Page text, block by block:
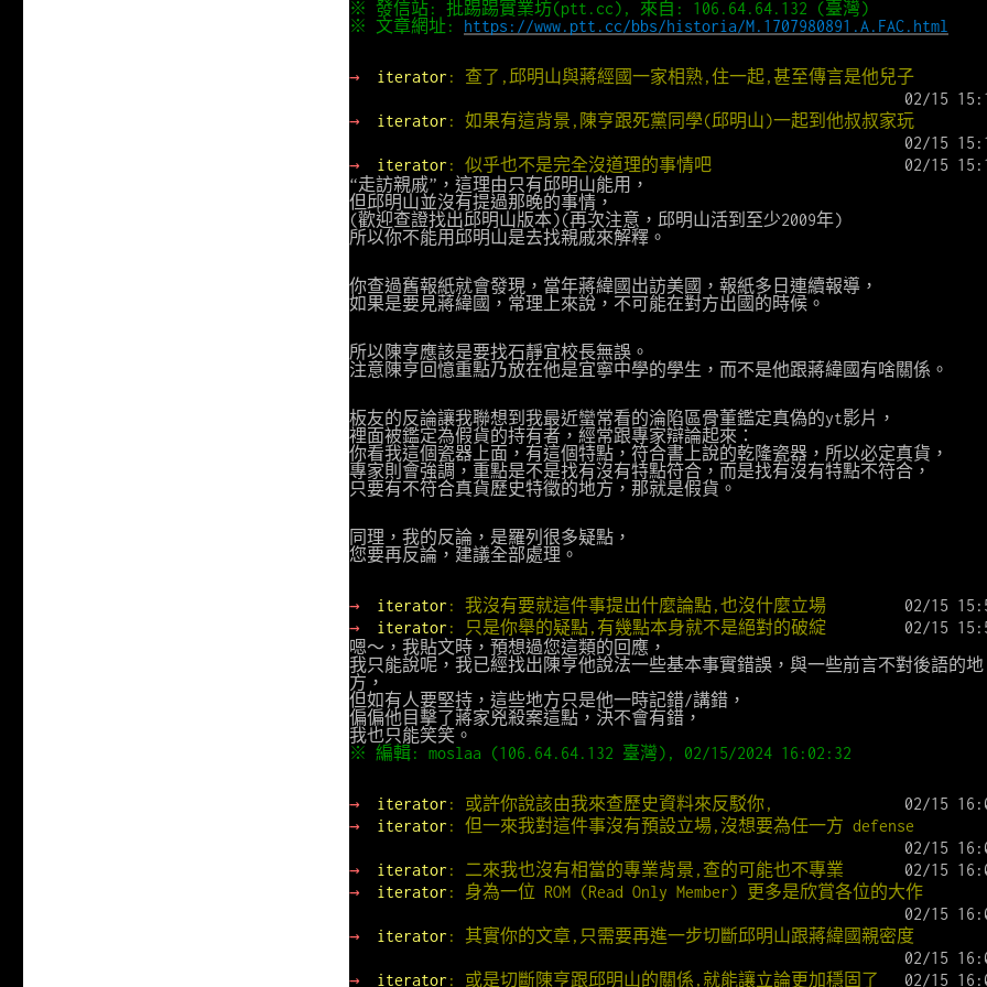
※ 發信站: 批踢踢實業坊(ptt.cc), 來自: 106.64.64.132 (臺灣)
※ 文章網址: https://www.ptt.cc/bbs/historia/M.1707980891.A.FAC.html
→ iterator : 查了,邱明山與蔣經國一家相熟,住一起,甚至傳言是他兒子
02/15
→
iterator : 如果有這背景,陳亨跟死黨同學(邱明山)一起到他叔叔家玩
02/15
→
iterator : 似乎也不是完全沒道理的事情吧
02/15
“走訪親戚”，這理由只有邱明山能用，
但邱明山並沒有提過那晚的事情，
(歡迎查證找出邱明山版本)(再次注意，邱明山活到至少2009年)
所以你不能用邱明山是去找親戚來解釋。
你查過舊報紙就會發現，當年蔣緯國出訪美國，報紙多日連續報導，
如果是要見蔣緯國，常理上來說，不可能在對方出國的時候。
所以陳亨應該是要找石靜宜校長無誤。
注意陳亨回憶重點乃放在他是宜寧中學的學生，而不是他跟蔣緯國有啥關係。
板友的反論讓我聯想到我最近蠻常看的淪陷區骨董鑑定真偽的yt影片，
裡面被鑑定為假貨的持有者，經常跟專家辯論起來：
你看我這個瓷器上面，有這個特點，符合書上說的乾隆瓷器，所以必定真貨，
專家則會強調，重點是不是找有沒有特點符合，而是找有沒有特點不符合，
只要有不符合真貨歷史特徵的地方，那就是假貨。
同理，我的反論，是羅列很多疑點，
您要再反論，建議全部處理。
→ iterator : 我沒有要就這件事提出什麼論點,也沒什麼立場
02/15
→
iterator : 只是你舉的疑點,有幾點本身就不是絕對的破綻
02/15
嗯～，我貼文時，預想過您這類的回應，
我只能說呢，我已經找出陳亨他說法一些基本事實錯誤，與一些前言不對後語的地
方，
但如有人要堅持，這些地方只是他一時記錯/講錯，
偏偏他目擊了蔣家兇殺案這點，決不會有錯，
我也只能笑笑。
※ 編輯: moslaa (106.64.64.132 臺灣), 02/15/2024 16:02:32
→ iterator : 或許你說該由我來查歷史資料來反駁你,
02/15
→
iterator : 但一來我對這件事沒有預設立場,沒想要為任一方 defense
02/15
→
iterator : 二來我也沒有相當的專業背景,查的可能也不專業
02/15
→
iterator : 身為一位 ROM (Read Only Member) 更多是欣賞各位的大作
02/15
→
iterator : 其實你的文章,只需要再進一步切斷邱明山跟蔣緯國親密度
02/15
→
iterator : 或是切斷陳亨跟邱明山的關係,就能讓立論更加穩固了 02/15